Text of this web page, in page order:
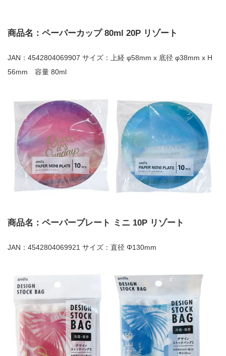
商品名：ペーパーカップ 80ml 20P リゾート
JAN：4542804069907 サイズ：上経 φ58mm x 底径 φ38mm x H
56mm 容量 80ml
商品名：ペーパープレート ミニ 10P リゾート
JAN：4542804069921 サイズ：直径 Φ130mm